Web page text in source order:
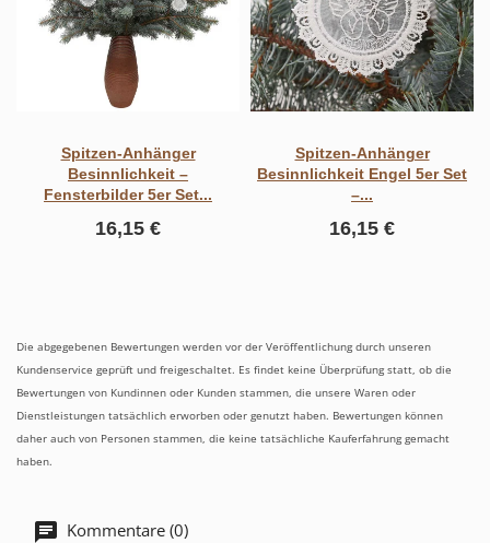
Spitzen-Anhänger
Besinnlichkeit –
Fensterbilder 5er Set...
16,15 €
Spitzen-Anhänger
Besinnlichkeit Engel 5er Set
–...
16,15 €
Die abgegebenen Bewertungen werden vor der Veröffentlichung durch unseren
Kundenservice geprüft und freigeschaltet. Es findet keine Überprüfung statt, ob die
Bewertungen von Kundinnen oder Kunden stammen, die unsere Waren oder
Dienstleistungen tatsächlich erworben oder genutzt haben. Bewertungen können
daher auch von Personen stammen, die keine tatsächliche Kauferfahrung gemacht
haben.
Kommentare (0)